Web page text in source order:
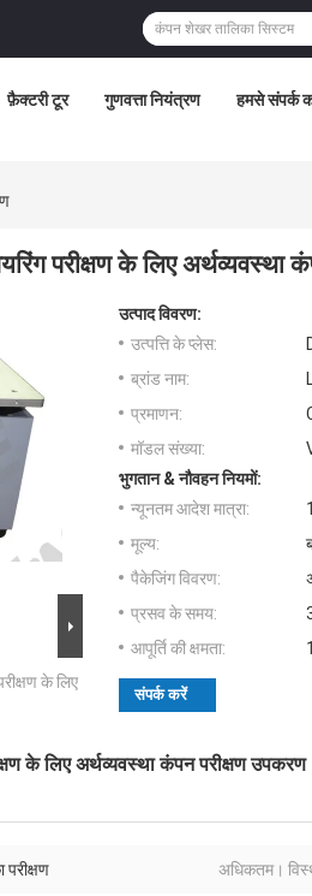
फ़ैक्टरी टूर गुणवत्ता नियंत्रण हमसे संपर्क
परीक्षण के लिए अर्थव्यवस्था
के लिए
उत्पाद विवरण:
उत्पत्ति के प्लेस:
ब्रांड नाम:
प्रमाणन:
मॉडल संख्या:
भुगतान & नौवहन नियमों:
न्यूनतम आदेश मात्रा:
मूल्य:
पैकेजिंग विवरण:
प्रसव के समय:
आपूर्ति की क्षमता:
संपर्क करें
के लिए अर्थव्यवस्था कंपन परीक्षण उपकरण
अधिकतम।